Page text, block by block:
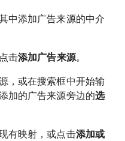
中添加广告来源的中介
击添加广告来源。
，或在搜索框中开始输
加的广告来源旁边的选
有映射，或点击添加或